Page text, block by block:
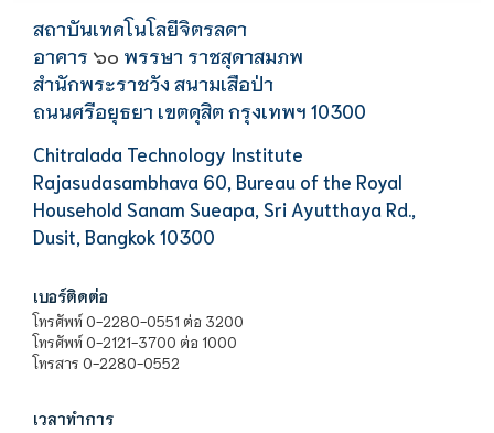
สถาบันเทคโนโลยีจิตรลดา
อาคาร ๖๐ พรรษา ราชสุดาสมภพ
สำนักพระราชวัง สนามเสือป่า
ถนนศรีอยุธยา เขตดุสิต กรุงเทพฯ 10300
Chitralada Technology Institute
Rajasudasambhava 60, Bureau of the Royal
Household Sanam Sueapa, Sri Ayutthaya Rd.,
Dusit, Bangkok 10300
เบอร์ติดต่อ
โทรศัพท์ 0-2280-0551 ต่อ 3200
โทรศัพท์ 0-2121-3700 ต่อ 1000
โทรสาร 0-2280-0552
เวลาทำการ